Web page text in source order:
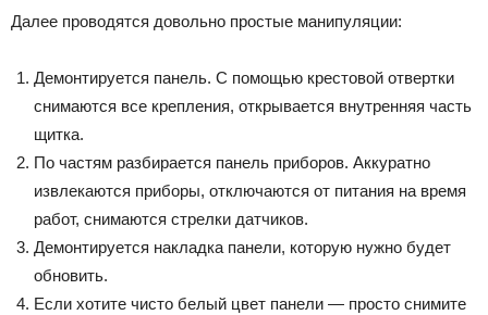
Далее проводятся довольно простые манипуляции:
Демонтируется панель. С помощью крестовой отвертки
снимаются все крепления, открывается внутренняя часть
щитка.
По частям разбирается панель приборов. Аккуратно
извлекаются приборы, отключаются от питания на время
работ, снимаются стрелки датчиков.
Демонтируется накладка панели, которую нужно будет
обновить.
Если хотите чисто белый цвет панели — просто снимите